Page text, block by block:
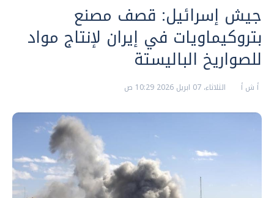
جيش إسرائيل: قصف مصنع
بتروكيماويات في إيران لإنتاج مواد
للصواريخ الباليستة
أ ش أ الثلاثاء، 07 ابريل 2026 10:29 ص